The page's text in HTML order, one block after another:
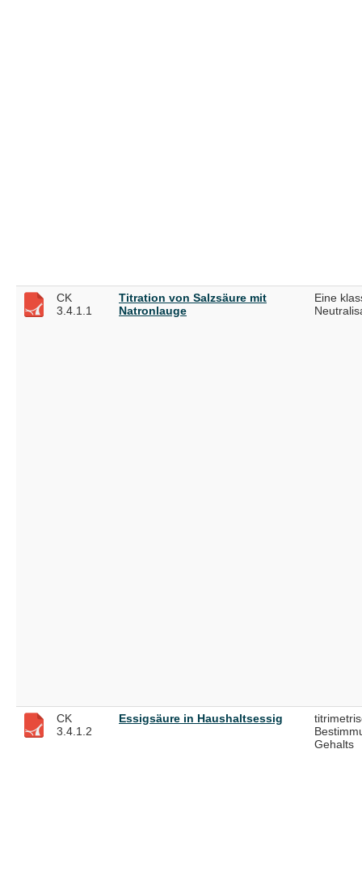
CK
3.4.1.1
Titration von Salzsäure mit
Natronlauge
Eine
CK
3.4.1.2
Essigsäure in Haushaltsessig
Gehalts